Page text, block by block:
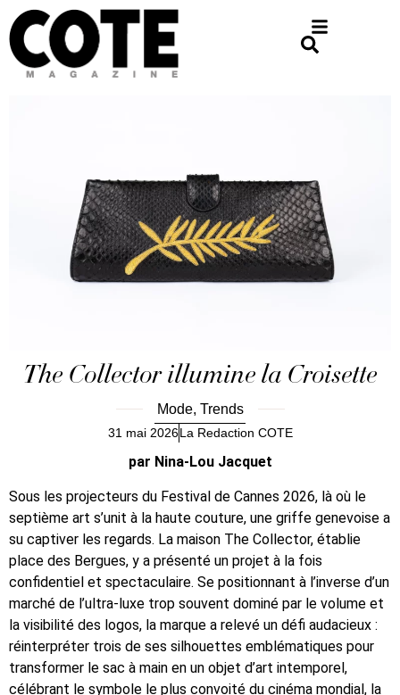
The Collector illumine la Croisette
Mode, Trends
31 mai 2026La Redaction COTE
par Nina-Lou Jacquet
Sous les projecteurs du Festival de Cannes 2026, là où le
septième art s’unit à la haute couture, une griffe genevoise a
su captiver les regards. La maison The Collector, établie
place des Bergues, y a présenté un projet à la fois
confidentiel et spectaculaire. Se positionnant à l’inverse d’un
marché de l’ultra-luxe trop souvent dominé par le volume et
la visibilité des logos, la marque a relevé un défi audacieux :
réinterpréter trois de ses silhouettes emblématiques pour
transformer le sac à main en un objet d’art intemporel,
célébrant le symbole le plus convoité du cinéma mondial, la